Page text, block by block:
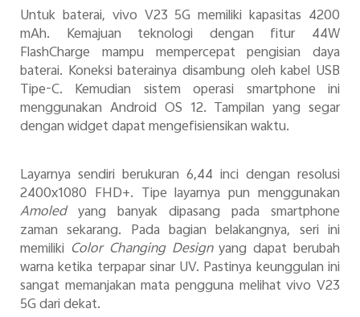
Untuk baterai, vivo V23 5G memiliki kapasitas 4200
mAh. Kemajuan teknologi dengan fitur 44W
FlashCharge mampu mempercepat pengisian daya
baterai. Koneksi baterainya disambung oleh kabel USB
Tipe-C. Kemudian sistem operasi smartphone ini
menggunakan Android OS 12. Tampilan yang segar
dengan widget dapat mengefisiensikan waktu.
Layarnya sendiri berukuran 6,44 inci dengan resolusi
2400x1080 FHD+. Tipe layarnya pun menggunakan
Amoledyang banyak dipasang pada smartphone
zaman sekarang. Pada bagian belakangnya, seri ini
memiliki Color Changing Designyang dapat berubah
warna ketika terpapar sinar UV. Pastinya keunggulan ini
sangat memanjakan mata pengguna melihat vivo V23
5G dari dekat.